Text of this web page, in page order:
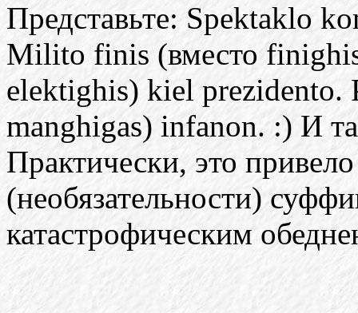
Представьте: Spektaklo
Milito finis (вместо
elektighis) kiel prezidento.
manghigas) infanon. :) И
Практически, это
(необязательности)
катастрофическим